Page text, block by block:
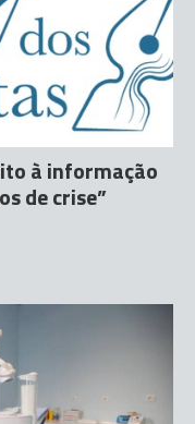
à informação
de crise”